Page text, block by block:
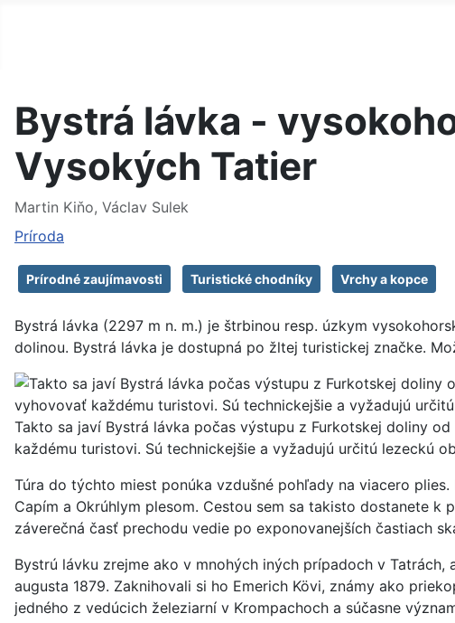
Bystrá lávka -
Vysokých Tatier
Detaily
Martin Kiňo, Václav Sulek
Príroda
Prírodné zaujímavosti Turistické chodníky Vrchy a kopce
Bystrá lávka (2297 m n. m.) je štrbinou resp. úzkym
dolinou. Bystrá lávka je dostupná po žltej turistickej značke.
Takto sa javí Bystrá lávka počas výstupu z Furkotskej doliny
každému turistovi. Sú technickejšie a vyžadujú určitú lezeckú
Túra do týchto miest ponúka vzdušné pohľady na viacero
Capím a Okrúhlym plesom. Cestou sem sa takisto dostanete
záverečná časť prechodu vedie po exponovanejších častiach
Bystrú lávku zrejme ako v mnohých iných prípadoch v
augusta 1879. Zaknihovali si ho Emerich Kövi, známy ako
jedného z vedúcich železiarní v Krompachoch a súčasne